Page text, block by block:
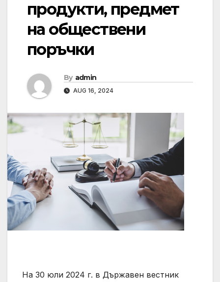
продукти, предмет
на обществени
поръчки
By admin
AUG 16, 2024
На 30 юли 2024 г. в Държавен вестник